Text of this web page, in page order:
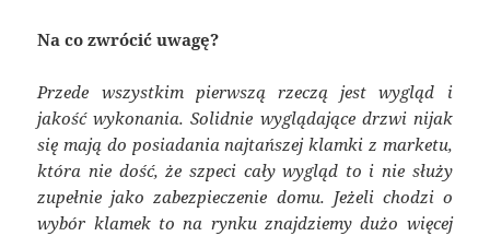
Na co zwrócić uwagę?
Przede wszystkim pierwszą rzeczą jest wygląd i
jakość wykonania. Solidnie wyglądające drzwi nijak
się mają do posiadania najtańszej klamki z marketu,
która nie dość, że szpeci cały wygląd to i nie służy
zupełnie jako zabezpieczenie domu. Jeżeli chodzi o
wybór klamek to na rynku znajdziemy dużo więcej